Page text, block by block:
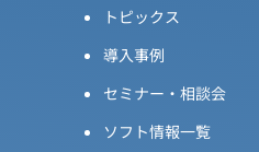
トピックス
導入事例
セミナー・相談会
ソフト情報一覧